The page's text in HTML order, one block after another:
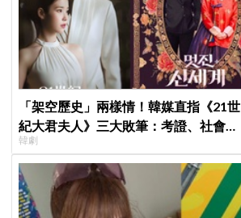
「架空歷史」兩樣情！韓媒直指《21世
紀大君夫人》三大敗筆：考證、社會
觀、女性敘事全垮！讚《我的王室死對
頭》諷刺到位
韓劇